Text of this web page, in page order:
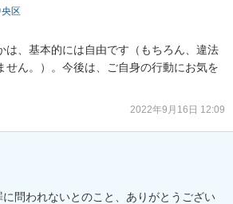
区
は、基本的には自由です（もちろん、違法
せん。）。今後は、ご自身の行動にお気を
2022年9月16日 12:09
問われないとのこと、ありがとうござい